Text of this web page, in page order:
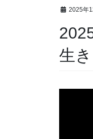
2025年
生き